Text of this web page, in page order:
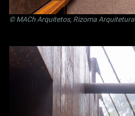
© MACh Arquitetos, Rizoma Arquitetura